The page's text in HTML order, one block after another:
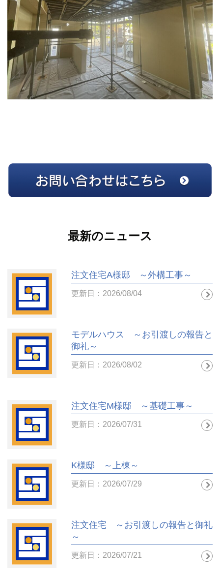
最新のニュース
注文住宅A様邸 ～外構工事～
更新日：2026/08/04
モデルハウス ～お引渡しの報告と
御礼～
更新日：2026/08/02
注文住宅M様邸 ～基礎工事～
更新日：2026/07/31
K様邸 ～上棟～
更新日：2026/07/29
注文住宅 ～お引渡しの報告と御礼
～
更新日：2026/07/21